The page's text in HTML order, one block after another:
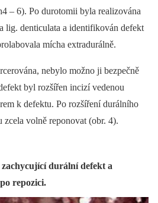
–⁠ 6). Po durotomii byla realizována
lig. denticulata a identifikován defekt
mícha extradurálně.
nebylo možno ji bezpečně
byl rozšířen incizí vedenou
k defektu. Po rozšíření durálního
volně reponovat (obr. 4).
durální defekt a
repozici.